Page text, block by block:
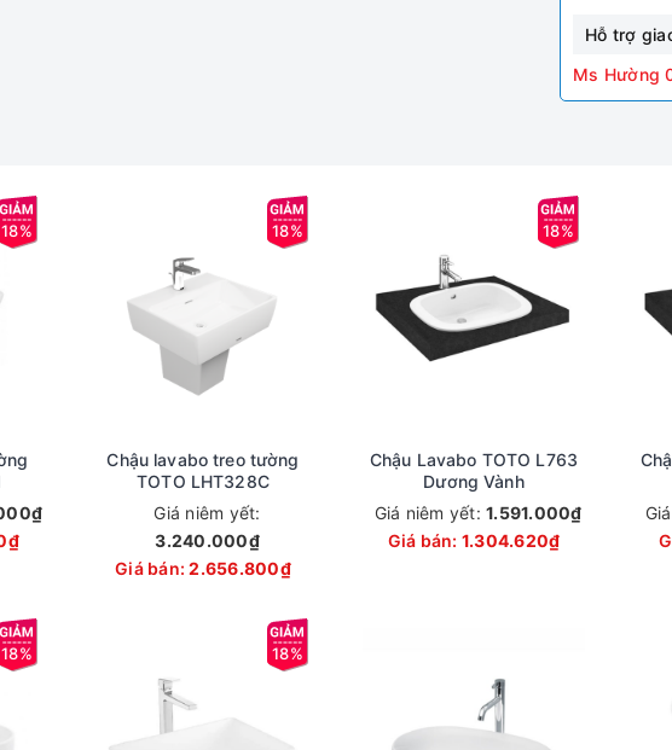
Hỗ trợ
Ms Hường
18% 18%
Chậu lavabo treo tường
TOTO LHT328C
Giá niêm yết:
3.240.000₫
Giá bán:2.656.800₫
18%
Chậu Lavabo TOTO L763
Dương Vành
Giá niêm yết: 1.591.000₫
Giá bán: 1.304.620₫
18% 18%